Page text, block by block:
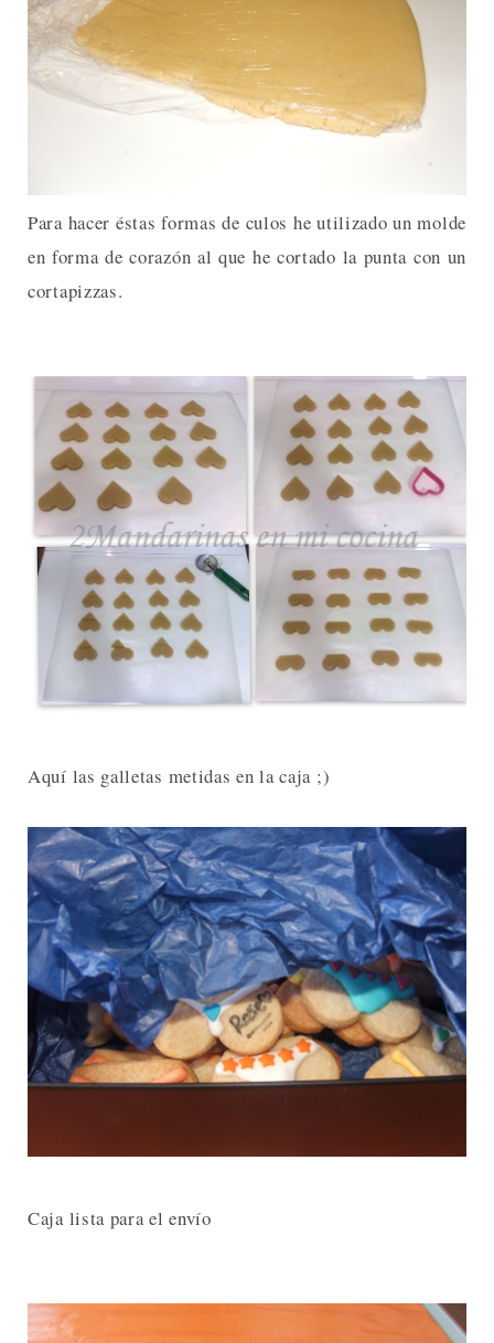
Para hacer éstas formas de culos he utilizado un molde
en forma de corazón al que he cortado la punta con un
cortapizzas.
Aquí las galletas metidas en la caja ;)
Caja lista para el envío